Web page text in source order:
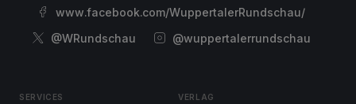
www.facebook.com/WuppertalerRundschau/
@WRundschau
@wuppertalerrundschau
SERVICES VERLAG